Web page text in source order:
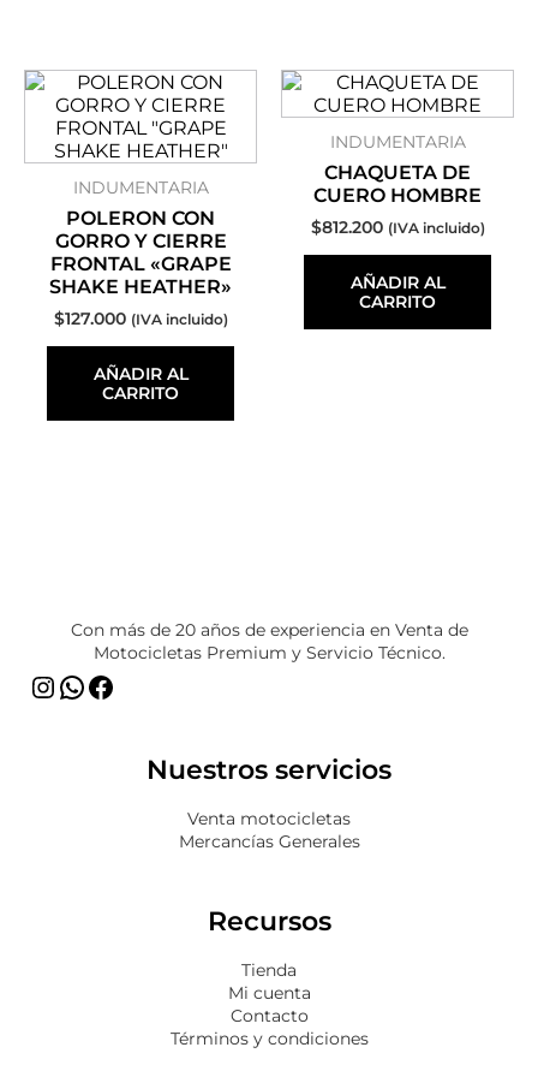
INDUMENTARIA
POLERON CON
GORRO Y CIERRE
FRONTAL «GRAPE
SHAKE HEATHER»
$127.000 (IVA incluido)
AÑADIR AL
CARRITO
INDUMENTARIA
CHAQUETA DE
CUERO HOMBRE
$812.200 (IVA incluido)
AÑADIR AL
CARRITO
Con más de 20 años de experiencia en Venta de
Motocicletas Premium y Servicio Técnico.
Nuestros servicios
Venta motocicletas
Mercancías Generales
Recursos
Tienda
Mi cuenta
Contacto
Términos y condiciones